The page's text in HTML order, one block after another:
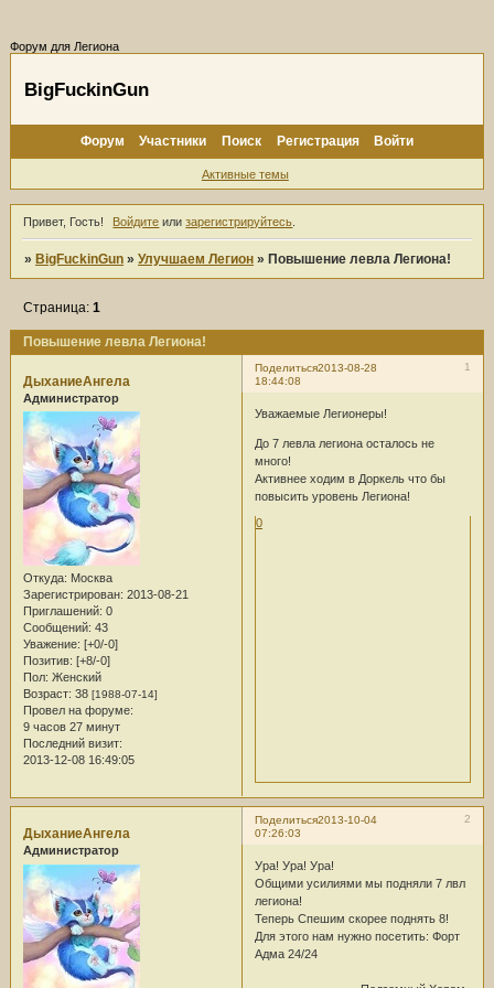
Форум для Легиона
BigFuckinGun
Форум Участники Поиск Регистрация Войти
Активные темы
Привет, Гость! Войдите илизарегистрируйтесь
» BigFuckinGun »Улучшаем Легион » Повышение левла Легиона!
Повышение левла Легиона!
Страница:1
Поделиться 1
2013-08-28
18:44:08
ДыханиеАнгела
Администратор
Откуда: Москва
Зарегистрирован: 2013-08-21
Приглашений: 0
Сообщений: 43
Уважение: [+0/-0]
Позитив: [+8/-0]
Пол: Женский
Возраст: 38 [1988-07-14]
Провел на форуме:
9 часов 27 минут
Последний визит:
2013-12-08 16:49:05
Уважаемые Легионеры!
До 7 левла легиона осталось не
много!
Активнее ходим в Доркель что бы
повысить уровень Легиона!
0
Поделиться 2
2013-10-04
07:26:03
ДыханиеАнгела
Администратор
Ура! Ура! Ура!
Общими усилиями мы подняли 7 лвл
легиона!
Теперь Спешим скорее поднять 8!
Для этого нам нужно посетить: Форт
Адма 24/24